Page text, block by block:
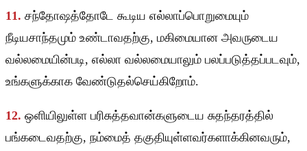
11. சந்தோஷத்தோடே கூடிய எல்லாப்பொறுமையும்
நீடியசாந்தமும் உண்டாவதற்கு, மகிமையான அவருடைய
வல்லமையின்படி, எல்லா வல்லமையாலும் பலப்படுத்தப்படவும்,
உங்களுக்காக வேண்டுதல்செய்கிறோம்.
12. ஒளியிலுள்ள பரிசுத்தவான்களுடைய சுதந்தரத்தில்
பங்கடைவதற்கு, நம்மைத் தகுதியுள்ளவர்களாக்கினவரும்,